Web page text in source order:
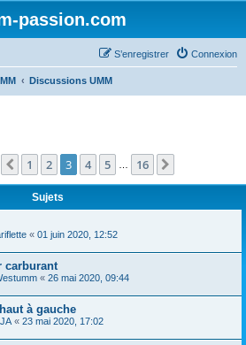
passion.com
Connexion
S’enregistrer
Discussions UMM
Page sur16
Précédente
1 2 3 4 5 16
Sujets
« 01 juin 2020, 12:52
carburant
« 26 mai 2020, 09:44
à gauche
« 23 mai 2020, 17:02